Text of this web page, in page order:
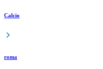
Calcio
roma